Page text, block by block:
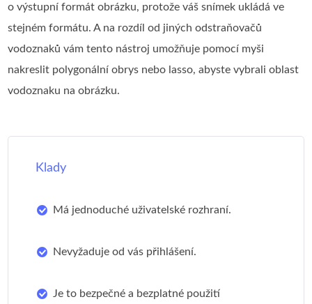
o výstupní formát obrázku, protože váš snímek ukládá ve
stejném formátu. A na rozdíl od jiných odstraňovačů
vodoznaků vám tento nástroj umožňuje pomocí myši
nakreslit polygonální obrys nebo lasso, abyste vybrali oblast
vodoznaku na obrázku.
Klady
Má jednoduché uživatelské rozhraní.
Nevyžaduje od vás přihlášení.
Je to bezpečné a bezplatné použití